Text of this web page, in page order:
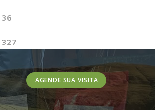
36
327
AGENDE SUA VISITA